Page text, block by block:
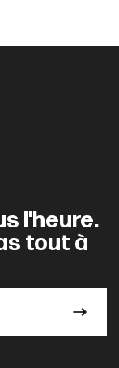
l'heure.
tout à